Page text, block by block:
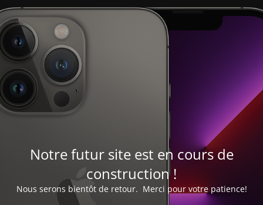
Notre futur site est en cours de
construction !
Nous serons bientôt de retour. Merci pour votre patience!